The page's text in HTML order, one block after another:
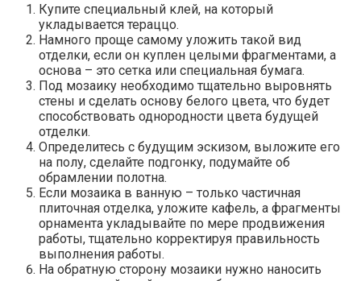
Купите специальный клей, на который
укладывается тераццо.
Намного проще самому уложить такой вид
отделки, если он куплен целыми фрагментами, а
основа – это сетка или специальная бумага.
Под мозаику необходимо тщательно выровнять
стены и сделать основу белого цвета, что будет
способствовать однородности цвета будущей
отделки.
Определитесь с будущим эскизом, выложите его
на полу, сделайте подгонку, подумайте об
обрамлении полотна.
Если мозаика в ванную – только частичная
плиточная отделка, уложите кафель, а фрагменты
орнамента укладывайте по мере продвижения
работы, тщательно корректируя правильность
выполнения работы.
На обратную сторону мозаики нужно наносить